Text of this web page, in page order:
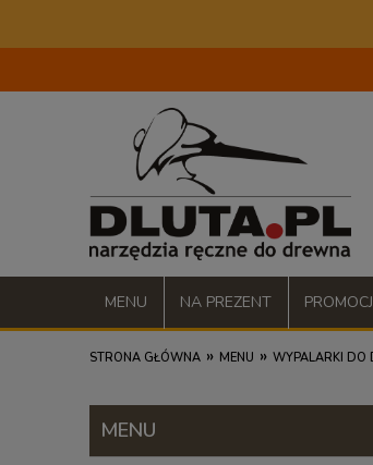
MENU NA PREZENT
STRONA GŁÓWNA » MENU » WYPALARKI DO
MENU